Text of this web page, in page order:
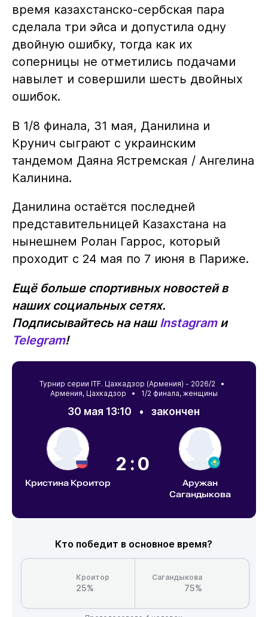
время казахстанско-сербская пара
сделала три эйса и допустила одну
двойную ошибку, тогда как их
соперницы не отметились подачами
навылет и совершили шесть двойных
ошибок.
В 1/8 финала, 31 мая, Данилина и
Крунич сыграют с украинским
тандемом Даяна Ястремская / Ангелина
Калинина.
Данилина остаётся последней
представительницей Казахстана на
нынешнем Ролан Гаррос, который
проходит с 24 мая по 7 июня в Париже.
Ещё больше спортивных новостей в
наших социальных сетях.
Подписывайтесь на нашInstagramи
Telegram!
Турнир серии ITF. Цахкадзор (Армения) - 2026/2 •
Армения, Цахкадзор • 1/2 финала, женщины
30 мая 13:10 •закончен
Кристина Кроитор
2:0
Аружан
Сагандыкова
Кто победит в основное время?
Кроитор
25%
Сагандыкова
75%